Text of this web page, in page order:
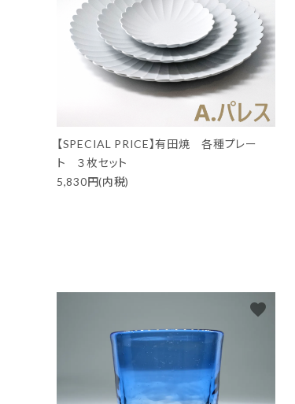
【SPECIAL PRICE】有田焼 各種プレー
ト ３枚セット
5,830円(内税)
favorite